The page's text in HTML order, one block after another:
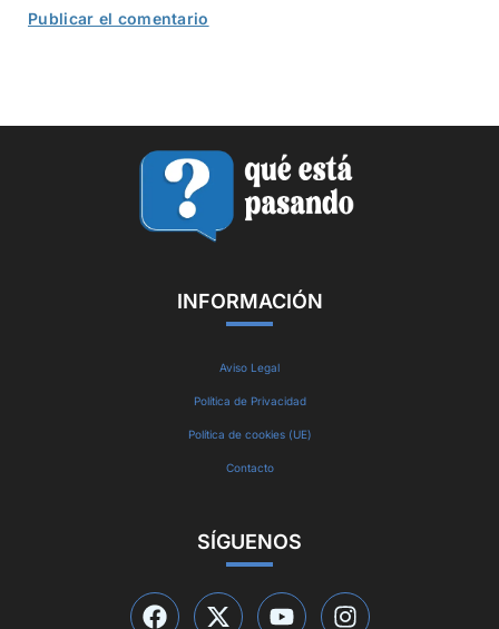
INFORMACIÓN
Aviso Legal
Política de Privacidad
Política de cookies (UE)
Contacto
SÍGUENOS